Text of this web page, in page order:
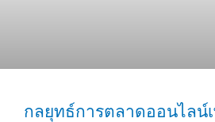
กลยุทธ์การตลาดออนไลน์